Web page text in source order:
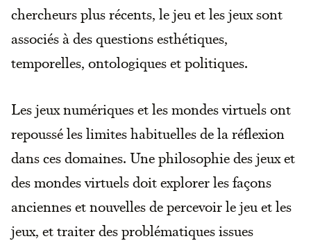
chercheurs plus récents, le jeu et les jeux sont
associés à des questions esthétiques,
temporelles, ontologiques et politiques.
Les jeux numériques et les mondes virtuels ont
repoussé les limites habituelles de la réflexion
dans ces domaines. Une philosophie des jeux et
des mondes virtuels doit explorer les façons
anciennes et nouvelles de percevoir le jeu et les
jeux, et traiter des problématiques issues